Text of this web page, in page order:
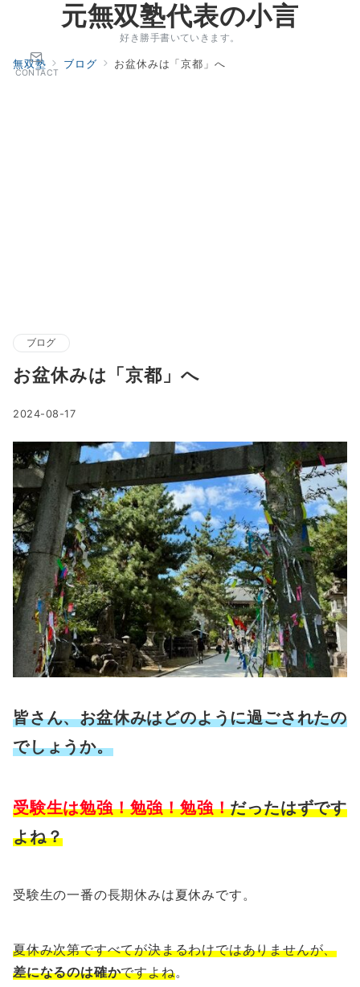
元無双塾代表の小言
好き勝手書いていきます。
CONTACT
無双塾 ブログ お盆休みは「京都」へ
ブログ
お盆休みは「京都」へ
2024-08-17
皆さん、お盆休みはどのように過ごされたの
でしょうか。
受験生は勉強！勉強！勉強！だったはずです
よね？
受験生の一番の長期休みは夏休みです。
夏休み次第ですべてが決まるわけではありませんが、
差になるのは確かですよね。